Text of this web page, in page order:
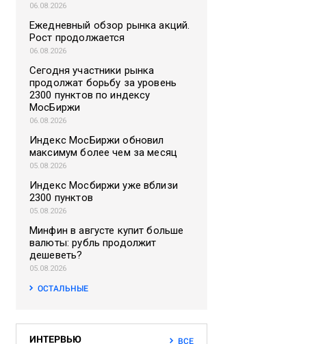
06.08.2026
Ежедневный обзор рынка акций.
Рост продолжается
06.08.2026
Сегодня участники рынка
продолжат борьбу за уровень
2300 пунктов по индексу
МосБиржи
06.08.2026
Индекс МосБиржи обновил
максимум более чем за месяц
05.08.2026
Индекс Мосбиржи уже вблизи
2300 пунктов
05.08.2026
Минфин в августе купит больше
валюты: рубль продолжит
дешеветь?
05.08.2026
ОСТАЛЬНЫЕ
ИНТЕРВЬЮ ВСЕ